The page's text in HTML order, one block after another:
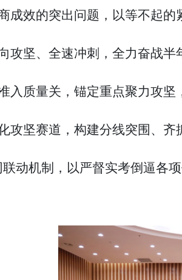
成效的突出问题，以等不起
攻坚、全速冲刺，全力奋战
入质量关，锚定重点聚力攻
攻坚赛道，构建分线突围、
动机制，以严督实考倒逼各